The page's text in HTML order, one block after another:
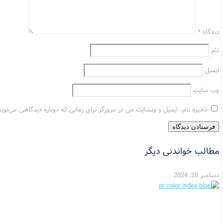
دیدگاه *
نام
ایمیل
وب‌ سایت
ذخیره نام، ایمیل و وبسایت من در مرورگر برای زمانی که دوباره دیدگاهی
مطالب خواندنی دیگر
دسامبر 28, 2024